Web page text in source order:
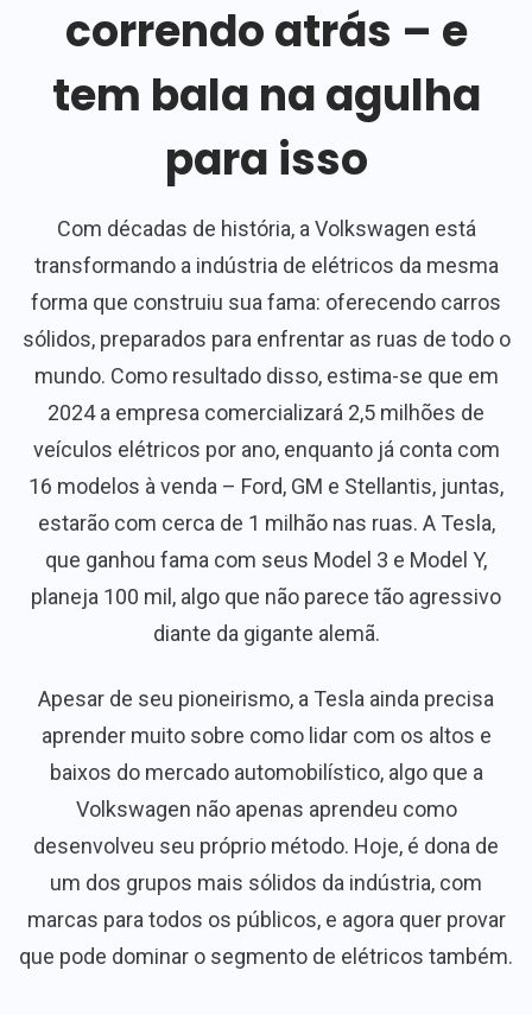
correndo atrás – e
tem bala na agulha
para isso
Com décadas de história, a Volkswagen está
transformando a indústria de elétricos da mesma
forma que construiu sua fama: oferecendo carros
sólidos, preparados para enfrentar as ruas de todo o
mundo. Como resultado disso, estima-se que em
2024 a empresa comercializará 2,5 milhões de
veículos elétricos por ano, enquanto já conta com
16 modelos à venda – Ford, GM e Stellantis, juntas,
estarão com cerca de 1 milhão nas ruas. A Tesla,
que ganhou fama com seus Model 3 e Model Y,
planeja 100 mil, algo que não parece tão agressivo
diante da gigante alemã.
Apesar de seu pioneirismo, a Tesla ainda precisa
aprender muito sobre como lidar com os altos e
baixos do mercado automobilístico, algo que a
Volkswagen não apenas aprendeu como
desenvolveu seu próprio método. Hoje, é dona de
um dos grupos mais sólidos da indústria, com
marcas para todos os públicos, e agora quer provar
que pode dominar o segmento de elétricos também.